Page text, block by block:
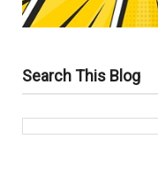
Search This Blog